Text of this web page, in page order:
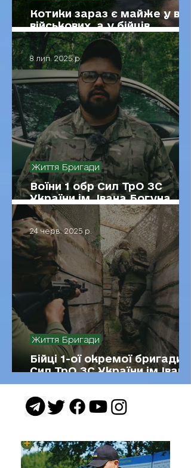
Котики зараз є майже у всіх
військових, а у бійців
Бригади Богуна є Бембі
Воїни 1 обр Сил ТрО ЗС
України ім. Івана Богуна
вправлялися у стрільбі з
дробовиків по тарілках
Життя Бригади
8 лип. 2025 р.
Бійці 1-ої окремої бригади
Сил ТрО ЗС України ім.Івана
Богуна тренувалися
штурмувати ворожі окопи
Життя Бригади
24 черв. 2025 р.